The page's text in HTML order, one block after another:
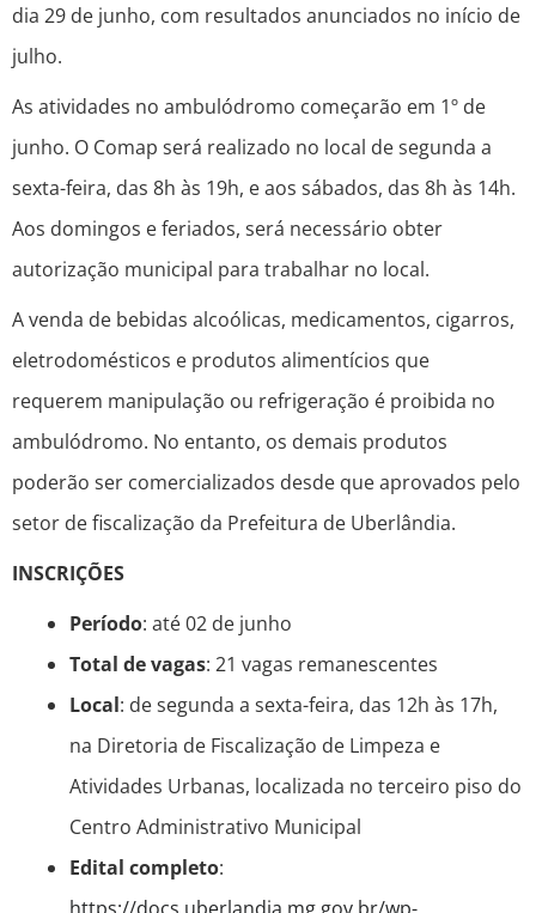
dia 29 de junho, com resultados anunciados no início de
julho.
As atividades no ambulódromo começarão em 1º de
junho. O Comap será realizado no local de segunda a
sexta-feira, das 8h às 19h, e aos sábados, das 8h às 14h.
Aos domingos e feriados, será necessário obter
autorização municipal para trabalhar no local.
A venda de bebidas alcoólicas, medicamentos, cigarros,
eletrodomésticos e produtos alimentícios que
requerem manipulação ou refrigeração é proibida no
ambulódromo. No entanto, os demais produtos
poderão ser comercializados desde que aprovados pelo
setor de fiscalização da Prefeitura de Uberlândia.
INSCRIÇÕES
Período: até 02 de junho
Total de vagas: 21 vagas remanescentes
Local: de segunda a sexta-feira, das 12h às 17h,
na Diretoria de Fiscalização de Limpeza e
Atividades Urbanas, localizada no terceiro piso do
Centro Administrativo Municipal
Edital completo:
https://docs.uberlandia.mg.gov.br/wp-